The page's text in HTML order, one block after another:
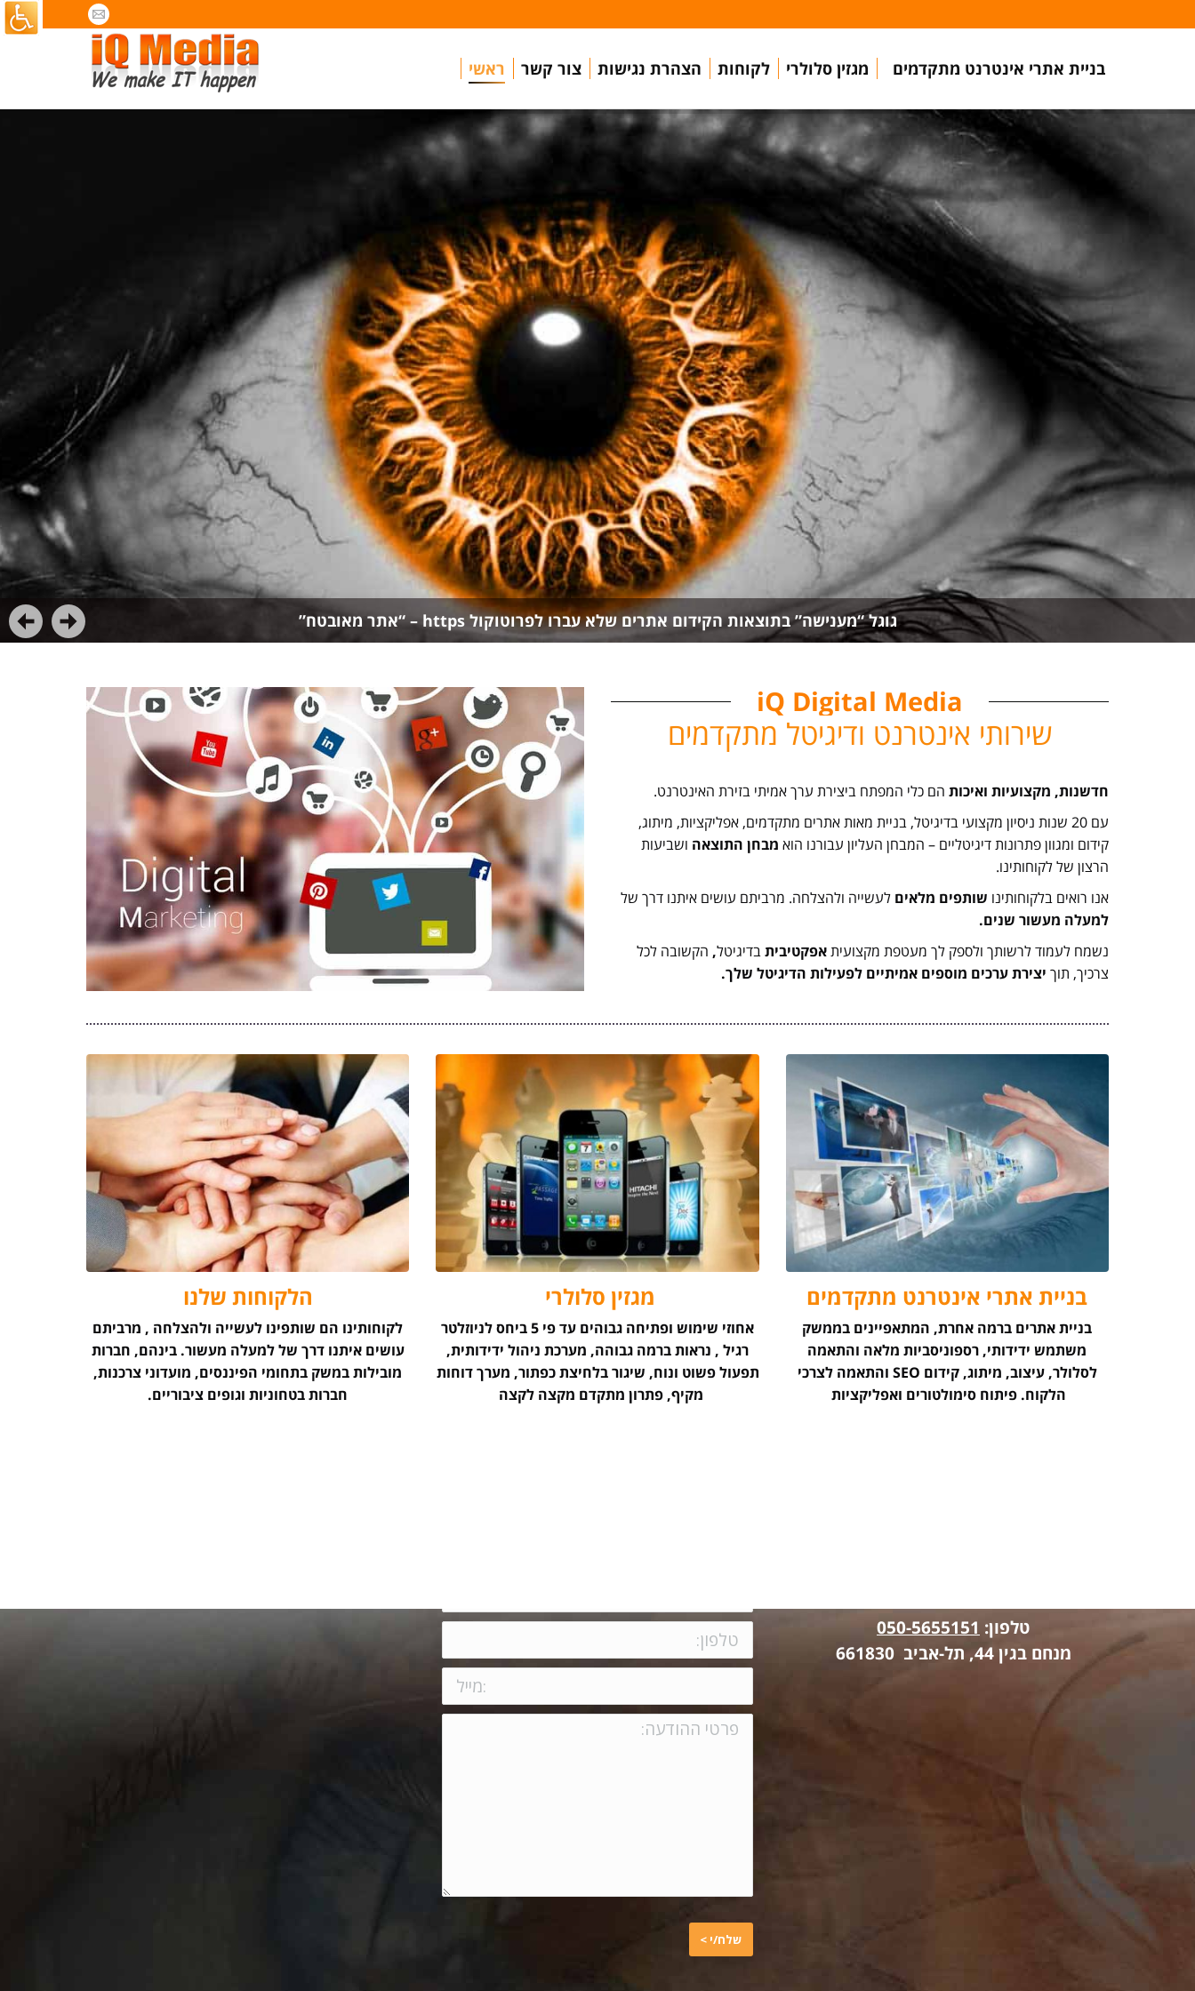
בניית אתרי אינטרנט מתקדמים מגזין סלולרי לקוחות הצהרת נגישות צור קשר ראשי
גוגל “מענישה” בתוצאות הקידום אתרים שלא עברו לפרוטוקול https – “אתר מאובטח”
iQ Media – מייצרים ערכים מוספים ללקוחותינו בדיגיטל
iQ Digital Media
שירותי אינטרנט ודיגיטל מתקדמים
חדשנות, מקצועיות ואיכות הם כלי המפתח ביצירת ערך אמיתי בזירת האינטרנט.
עם 20 שנות ניסיון מקצועי בדיגיטל, בניית מאות אתרים מתקדמים, אפליקציות, מיתוג,
קידום ומגוון פתרונות דיגיטליים – המבחן העליון עבורנו הוא מבחן התוצאה ושביעות
הרצון של לקוחותינו.
אנו רואים בלקוחותינו שותפים מלאים לעשייה ולהצלחה. מרביתם עושים איתנו דרך של
למעלה מעשור שנים.
נשמח לעמוד לרשותך ולספק לך מעטפת מקצועיתאפקטיביתבדיגיטל, הקשובה לכל
צרכיך, תוך יצירת ערכים מוספים אמיתיים לפעילות הדיגיטל שלך.
בניית אתרי אינטרנט מתקדמים
בניית אתרים ברמה אחרת, המתאפיינים בממשק
משתמש ידידותי, רספוניסביות מלאה והתאמה
לסלולר, עיצוב, מיתוג, קידום SEO והתאמה לצרכי
הלקוח. פיתוח סימולטורים ואפליקציות
מגזין סלולרי
אחוזי שימוש ופתיחה גבוהים עד פי 5 ביחס לניוזלטר
רגיל , נראות ברמה גבוהה, מערכת ניהול ידידותית,
תפעול פשוט ונוח, שיגור בלחיצת כפתור, מערך דוחות
מקיף, פתרון מתקדם מקצה לקצה
הלקוחות שלנו
לקוחותינו הם שותפינו לעשייה ולהצלחה , מרביתם
עושים איתנו דרך של למעלה מעשור. בינהם, חברות
מובילות במשק בתחומי הפיננסים, מועדוני צרכנות,
חברות בטחוניות וגופים ציבוריים.
טלפון: 050-5655151
מנחם בגין 44, תל-אביב 661830